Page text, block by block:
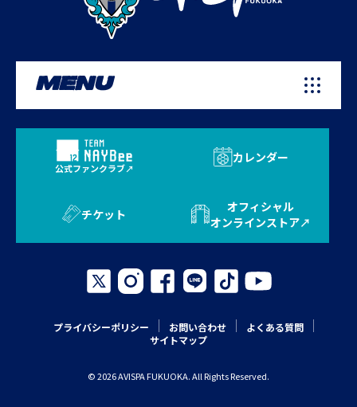
MENU
公式ファンクラブ
カレンダー
チケット
オフィシャル
オンラインストア
プライバシーポリシー お問い合わせ
よくある質問
サイトマップ
© 2026 AVISPA FUKUOKA. All Rights Reserved.